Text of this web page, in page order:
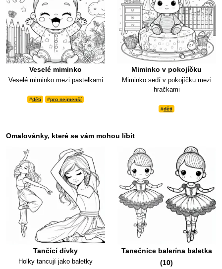
Veselé miminko
Veselé miminko mezi pastelkami
#děti #pro nejmenší
Miminko v pokojíčku
Miminko sedí v pokojíčku mezi
hračkami
#děti
Omalovánky, které se vám mohou líbit
Tančící dívky
Holky tancují jako baletky
Tanečnice balerína baletka
(10)